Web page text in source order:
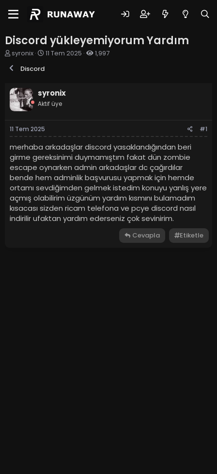
Discord yükleyemiyorum Yardım
K
n
y
u
b
a
l
a
t
a
n
syronix
B
n
g
a
r
i
h
i
11 Tem 2025
1,997
Discord
syronix
Aktif üye
11 Tem 2025 #1
merhaba arkadaşlar discord yasaklandığından beri
girme gereksinimi duymamıştım fakat dün zombie
escape oynarken admin arkadaşlar dc çağırdılar
bende hem adminlik başvurusu yapmak için hemde
ortamı sevdiğimden gelmek istedim konuyu yanlış yere
açmış olabilirim üzgünüm yardım kısmını bulamadım
kısacası sizden ricam telefona ve pcye discord nasıl
indirilir ufaktan yardım ederseniz çok sevinirim.
Cevapla Etiketle